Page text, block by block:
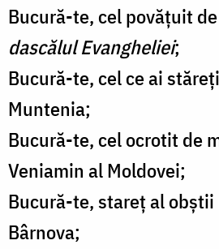
Bucură-te, cel povățuit
dascălul Evangheliei;
Bucură-te, cel ce ai
Muntenia;
Bucură-te, cel ocrotit de
Veniamin al Moldovei;
Bucură-te, stareț al obștii
Bârnova;